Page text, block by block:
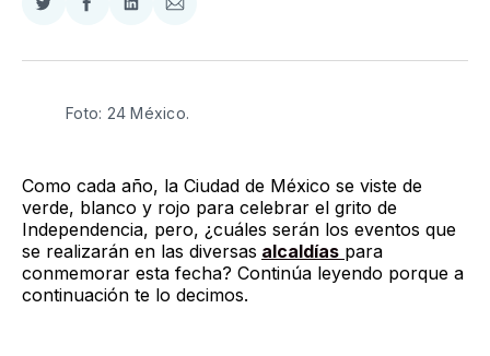
Compartir
Twitter
Compartir
Facebook
Compartir
LinkedIn
Compartir
Email
Foto: 24 México.
Como cada año, la Ciudad de México se viste de
verde, blanco y rojo para celebrar el grito de
Independencia, pero, ¿cuáles serán los eventos que
se realizarán en las diversas alcaldías para
conmemorar esta fecha? Continúa leyendo porque a
continuación te lo decimos.